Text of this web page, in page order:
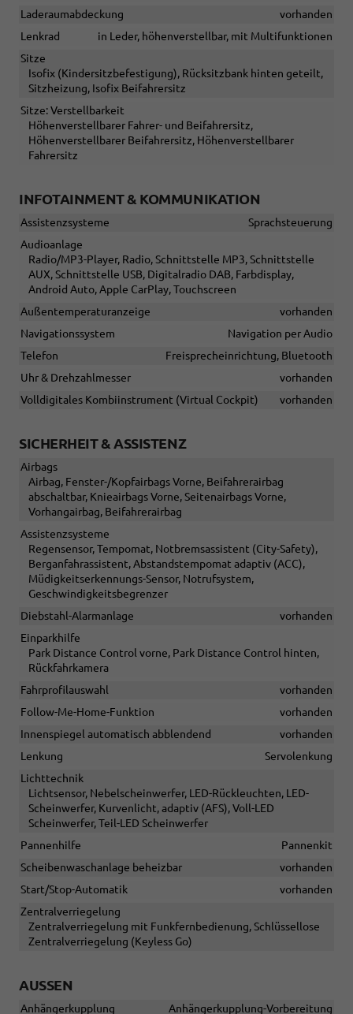
Laderaumabdeckung
vorhanden
Lenkrad
in Leder, höhenverstellbar, mit Multifunktionen
Sitze
Isofix (Kindersitzbefestigung), Rücksitzbank hinten geteilt,
Sitzheizung, Isofix Beifahrersitz
Sitze: Verstellbarkeit
Höhenverstellbarer Fahrer- und Beifahrersitz,
Höhenverstellbarer Beifahrersitz, Höhenverstellbarer
Fahrersitz
INFOTAINMENT & KOMMUNIKATION
Assistenzsysteme
Sprachsteuerung
Audioanlage
Radio/MP3-Player, Radio, Schnittstelle MP3, Schnittstelle
AUX, Schnittstelle USB, Digitalradio DAB, Farbdisplay,
Android Auto, Apple CarPlay, Touchscreen
Außentemperaturanzeige
vorhanden
Navigationssystem
Navigation per Audio
Telefon
Freisprecheinrichtung, Bluetooth
Uhr & Drehzahlmesser
vorhanden
Volldigitales Kombiinstrument (Virtual Cockpit)
vorhanden
SICHERHEIT & ASSISTENZ
Airbags
Airbag, Fenster-/Kopfairbags Vorne, Beifahrerairbag
abschaltbar, Knieairbags Vorne, Seitenairbags Vorne,
Vorhangairbag, Beifahrerairbag
Assistenzsysteme
Regensensor, Tempomat, Notbremsassistent (City-Safety),
Berganfahrassistent, Abstandstempomat adaptiv (ACC),
Müdigkeitserkennungs-Sensor, Notrufsystem,
Geschwindigkeitsbegrenzer
Diebstahl-Alarmanlage
vorhanden
Einparkhilfe
Park Distance Control vorne, Park Distance Control hinten,
Rückfahrkamera
Fahrprofilauswahl
vorhanden
Follow-Me-Home-Funktion
vorhanden
Innenspiegel automatisch abblendend
vorhanden
Lenkung
Servolenkung
Lichttechnik
Lichtsensor, Nebelscheinwerfer, LED-Rückleuchten, LED-
Scheinwerfer, Kurvenlicht, adaptiv (AFS), Voll-LED
Scheinwerfer, Teil-LED Scheinwerfer
Pannenhilfe
Pannenkit
Scheibenwaschanlage beheizbar
vorhanden
Start/Stop-Automatik
vorhanden
Zentralverriegelung
Zentralverriegelung mit Funkfernbedienung, Schlüssellose
Zentralverriegelung (Keyless Go)
AUSSEN
Anhängerkupplung Anhängerkupplung-Vorbereitung